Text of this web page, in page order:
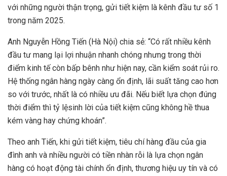
với những người thận trọng, gửi tiết kiệm là kênh đầu tư số 1
trong năm 2025.
Anh Nguyễn Hồng Tiến (Hà Nội) chia sẻ: “Có rất nhiều kênh
đầu tư mang lại lợi nhuận nhanh chóng nhưng trong thời
điểm kinh tế còn bấp bênh như hiện nay, cần kiểm soát rủi ro.
Hệ thống ngân hàng ngày càng ổn định, lãi suất tăng cao hơn
so với trước, nhất là có nhiều ưu đãi. Nếu biết lựa chọn đúng
thời điểm thì tỷ lệsinh lời của tiết kiệm cũng không hề thua
kém vàng hay chứng khoán”.
Theo anh Tiến, khi gửi tiết kiệm, tiêu chí hàng đầu của gia
đình anh và nhiều người có tiền nhàn rỗi là lựa chọn ngân
hàng có hoạt động tài chính ổn định, thương hiệu uy tín và có